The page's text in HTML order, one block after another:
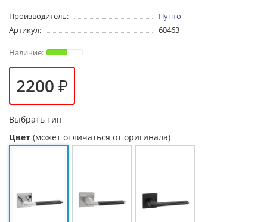
Производитель:
Пунто
Артикул:
60463
2200 ₽
Выбрать тип
Цвет (может отличаться от оригинала)